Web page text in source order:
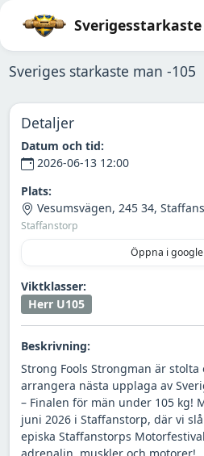
Sverigesstarkaste
Sveriges starkaste man -105
Detaljer
Datum och tid:
2026-06-13 12:00
Plats:
Vesumsvägen, 245 34,
Staffanstorp
Öppna i
Viktklasser:
Herr U105
Beskrivning:
Strong Fools Strongman är
arrangera nästa upplaga av
– Finalen för män under 105 kg!
juni 2026 i Staffanstorp, där vi
episka Staffanstorps
adrenalin, muskler och motorer!